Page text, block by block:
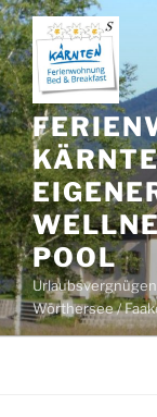
Zum
Inhalt
springen
POOL
Wörthersee /